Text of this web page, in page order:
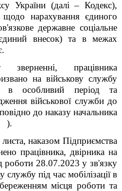
України (далі – Кодекс),
щодо нарахування єдиного
державне соціальне
внесок)та в межах
працівника
на військову службу
в особливий період та
військової служби до
до наказу начальника
листа, наказом Підприємства
двірника на
28.07.2023 у зв'язку
службу під час мобілізації в
місця роботи та